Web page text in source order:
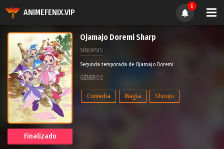
ANIMEFENIX.VIP
1
Finalizado
Ojamajo Doremi Sharp
SINOPSIS
Segunda temporada de Ojamajo Doremi
GÉNEROS
Comedia Magia Shoujo